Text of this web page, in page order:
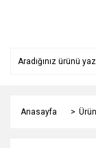
Anasayfa